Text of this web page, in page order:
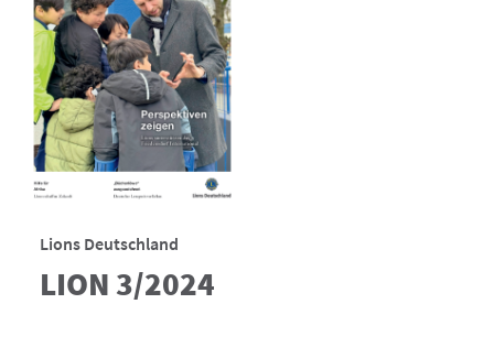
Lions Deutschland
LION 3/2024